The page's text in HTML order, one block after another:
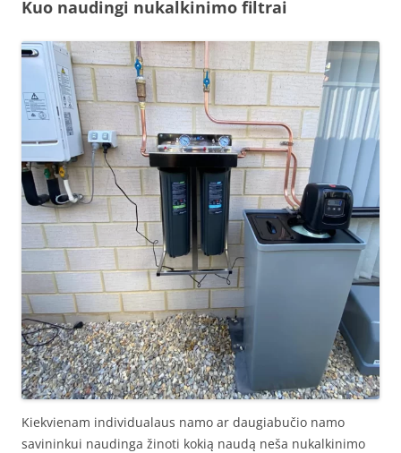
Kuo naudingi nukalkinimo filtrai
Kiekvienam individualaus namo ar daugiabučio namo
savininkui naudinga žinoti kokią naudą neša nukalkinimo